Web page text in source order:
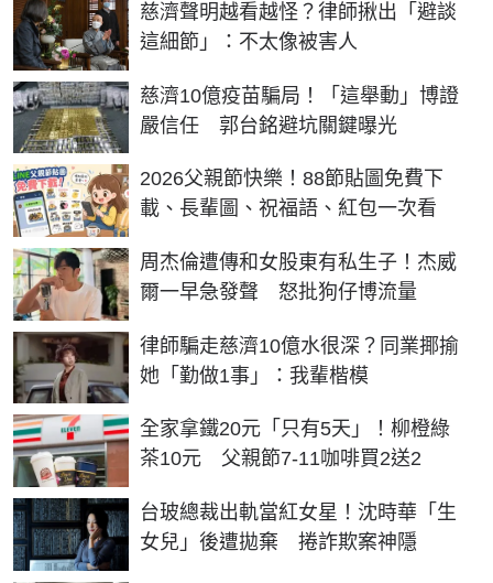
慈濟聲明越看越怪？律師揪出「避談
這細節」：不太像被害人
慈濟10億疫苗騙局！「這舉動」博證
嚴信任 郭台銘避坑關鍵曝光
2026父親節快樂！88節貼圖免費下
載、長輩圖、祝福語、紅包一次看
周杰倫遭傳和女股東有私生子！杰威
爾一早急發聲 怒批狗仔博流量
律師騙走慈濟10億水很深？同業揶揄
她「勤做1事」：我輩楷模
全家拿鐵20元「只有5天」！柳橙綠
茶10元 父親節7-11咖啡買2送2
台玻總裁出軌當紅女星！沈時華「生
女兒」後遭拋棄 捲詐欺案神隱